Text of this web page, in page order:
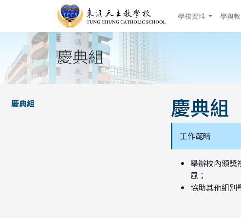
學校資料 學與教
慶典組
慶典組 慶典組
工作範疇
舉辦校內頒獎
風；
協助其他組別